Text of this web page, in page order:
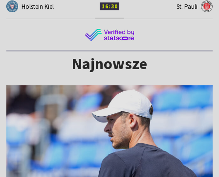
Holstein Kiel 16:30 St. Pauli
Najnowsze